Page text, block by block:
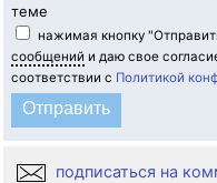
теме
нажимая кнопку
сообщений и даю свое
соответствии с Политикой
подписаться на